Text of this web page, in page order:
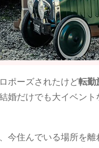
ポーズされたけど転勤
婚だけでも大イベン
今住んでいる場所を